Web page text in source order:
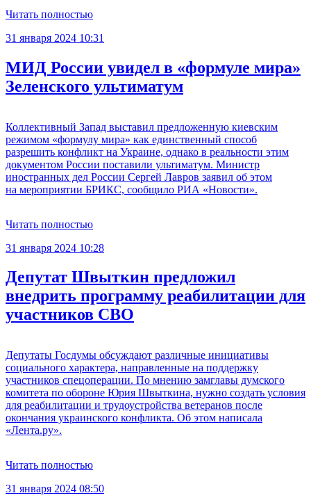
Читать полностью
31 января 2024 10:31
МИД России увидел в «формуле мира»
Зеленского ультиматум
Коллективный Запад выставил предложенную киевским
режимом «формулу мира» как единственный способ
разрешить конфликт на Украине, однако в реальности этим
документом России поставили ультиматум. Министр
иностранных дел России Сергей Лавров заявил об этом
на мероприятии БРИКС, сообщило РИА «Новости».
Читать полностью
31 января 2024 10:28
Депутат Швыткин предложил
внедрить программу реабилитации для
участников СВО
Депутаты Госдумы обсуждают различные инициативы
социального характера, направленные на поддержку
участников спецоперации. По мнению замглавы думского
комитета по обороне Юрия Швыткина, нужно создать условия
для реабилитации и трудоустройства ветеранов после
окончания украинского конфликта. Об этом написала
«Лента.ру».
Читать полностью
31 января 2024 08:50